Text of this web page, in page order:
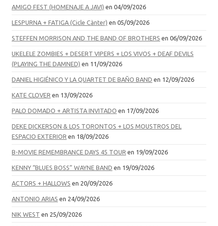
AMIGO FEST (HOMENAJE A JAVI) en 04/09/2026
LESPURNA + FATIGA (Cicle Cànter) en 05/09/2026
STEFFEN MORRISON AND THE BAND OF BROTHERS en 06/09/2026
UKELELE ZOMBIES + DESERT VIPERS + LOS VIVOS + DEAF DEVILS
(PLAYING THE DAMNED) en 11/09/2026
DANIEL HIGIÉNICO Y LA QUARTET DE BAÑO BAND en 12/09/2026
KATE CLOVER en 13/09/2026
PALO DOMADO + ARTISTA INVITADO en 17/09/2026
DEKE DICKERSON & LOS TORONTOS + LOS MOUSTROS DEL
ESPACIO EXTERIOR en 18/09/2026
B-MOVIE REMEMBRANCE DAYS 45 TOUR en 19/09/2026
KENNY “BLUES BOSS” WAYNE BAND en 19/09/2026
ACTORS + HALLOWS en 20/09/2026
ANTONIO ARIAS en 24/09/2026
NIK WEST en 25/09/2026